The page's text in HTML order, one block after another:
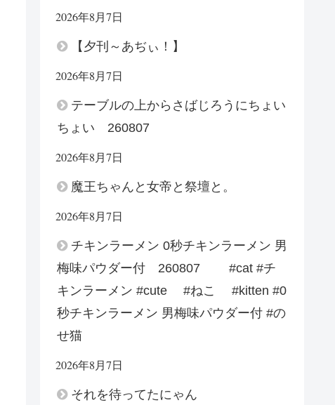
2026年8月7日
【夕刊～あぢぃ！】
2026年8月7日
テーブルの上からさばじろうにちょい
ちょい 260807
2026年8月7日
魔王ちゃんと女帝と祭壇と。
2026年8月7日
チキンラーメン 0秒チキンラーメン 男
梅味パウダー付 260807 #cat #チ
キンラーメン #cute #ねこ #kitten #0
秒チキンラーメン 男梅味パウダー付 #の
せ猫
2026年8月7日
それを待ってたにゃん